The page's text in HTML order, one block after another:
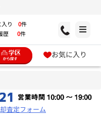
入り 0件
歴 0件
お気に入り
査定フォーム